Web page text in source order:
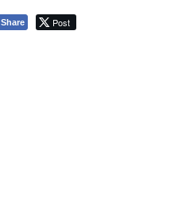
Share Post